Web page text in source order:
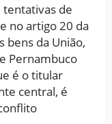
de
no artigo 20 da
bens da União,
Pernambuco
é o titular
central, é